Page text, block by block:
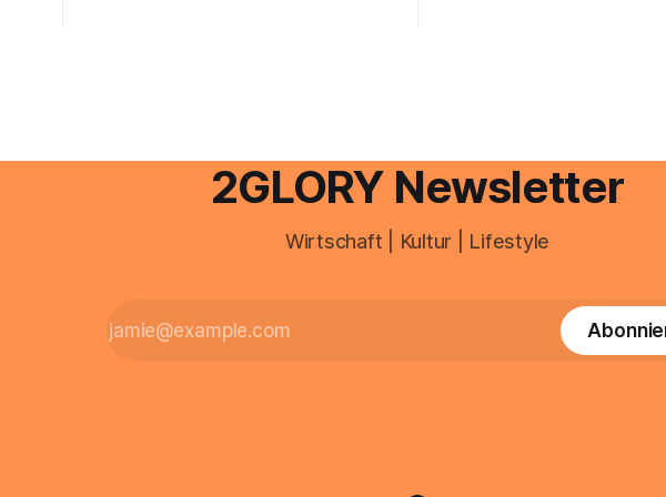
zahlt sich professionelle Unterstützung
2GLORY Newsletter
Wirtschaft | Kultur | Lifestyle